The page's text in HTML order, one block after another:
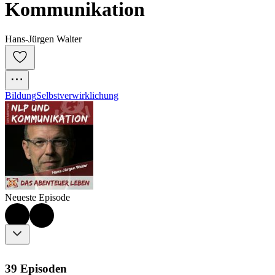
Kommunikation
Hans-Jürgen Walter
BildungSelbstverwirklichung
Neueste Episode
39 Episoden